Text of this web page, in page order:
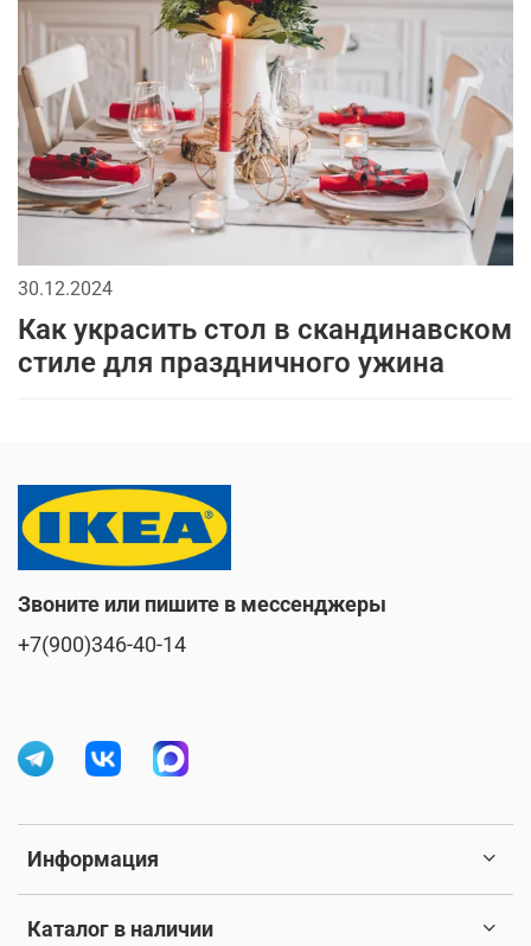
30.12.2024
Как украсить стол в скандинавском
стиле для праздничного ужина
Информация
Каталог в наличии
Звоните или пишите в мессенджеры
+7(900)346-40-14